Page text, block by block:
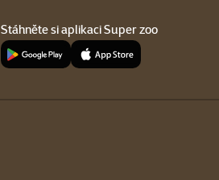
Stáhněte si aplikaci Super zoo